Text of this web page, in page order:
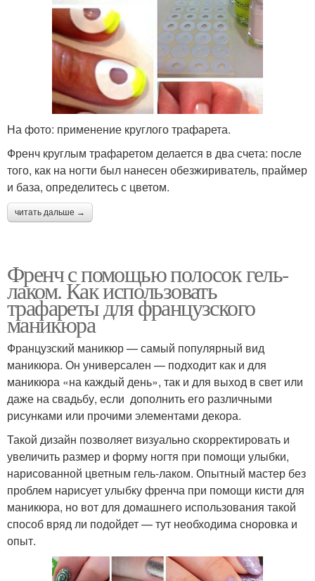
На фото: применение круглого трафарета.
Френч круглым трафаретом делается в два счета: после
того, как на ногти был нанесен обезжириватель, праймер
и база, определитесь с цветом.
читать дальше →
Френч с помощью полосок гель-
лаком. Как использовать
трафареты для французского
маникюра
Французский маникюр — самый популярный вид
маникюра. Он универсален — подходит как и для
маникюра «на каждый день», так и для выход в свет или
даже на свадьбу, если дополнить его различными
рисунками или прочими элементами декора.
Такой дизайн позволяет визуально скорректировать и
увеличить размер и форму ногтя при помощи улыбки,
нарисованной цветным гель-лаком. Опытный мастер без
проблем нарисует улыбку френча при помощи кисти для
маникюра, но вот для домашнего использования такой
способ вряд ли подойдет — тут необходима сноровка и
опыт.